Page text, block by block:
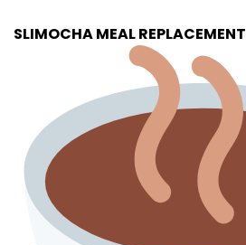
SLIMOCHA MEAL REPLACEMENT